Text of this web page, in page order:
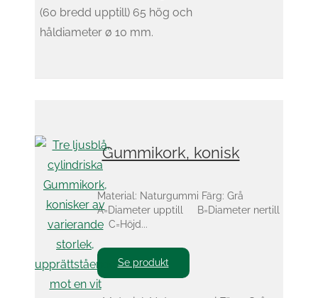
(60 bredd upptill) 65 hög och
håldiameter ø 10 mm.
Gummikork, konisk
Material: Naturgummi Färg: Grå
A=Diameter upptill B=Diameter nertill
C=Höjd...
Se produkt